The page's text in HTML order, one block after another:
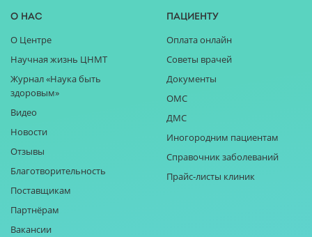
О нас
О Центре
Научная жизнь ЦНМТ
Журнал «Наука быть
здоровым»
Видео
Новости
Отзывы
Благотворительность
Поставщикам
Партнёрам
Вакансии
Пациенту
Оплата онлайн
Советы врачей
Документы
ОМС
ДМС
Иногородним пациентам
Справочник заболеваний
Прайс-листы клиник